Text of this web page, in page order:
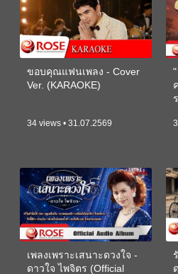
ขอบคุณแฟนเพลง - Cover
Ver. (KARAOKE)
34 views • 31.07.2569
เพลงเพราะเสนาะดวงใจ -
ดาวใจ ไพจิตร (Official